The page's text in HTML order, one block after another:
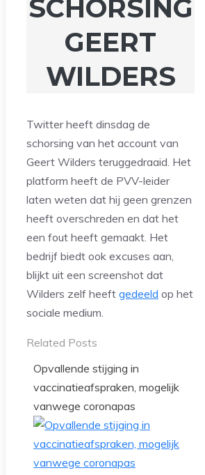
SCHORSING
GEERT
WILDERS
Twitter heeft dinsdag de
schorsing van het account van
Geert Wilders teruggedraaid. Het
platform heeft de PVV-leider
laten weten dat hij geen grenzen
heeft overschreden en dat het
een fout heeft gemaakt. Het
bedrijf biedt ook excuses aan,
blijkt uit een screenshot dat
Wilders zelf heeft gedeeld op het
sociale medium.
Related Posts
Opvallende stijging in
vaccinatieafspraken, mogelijk
vanwege coronapas